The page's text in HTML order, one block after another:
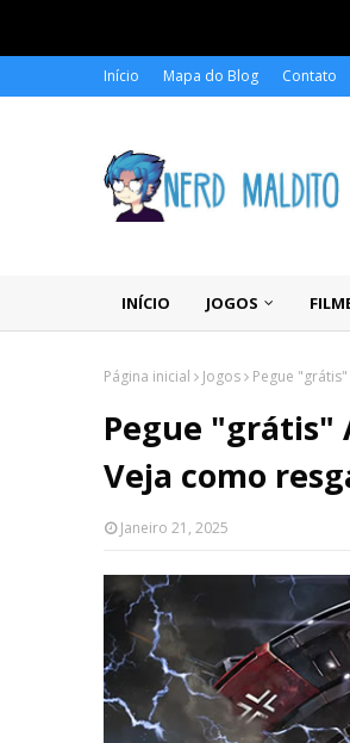
Início Mapa do Blog Contato
INÍCIO JOGOS
Página inicial Jogos Pegue
Pegue "grátis"
Veja como
Janeiro 21, 2025